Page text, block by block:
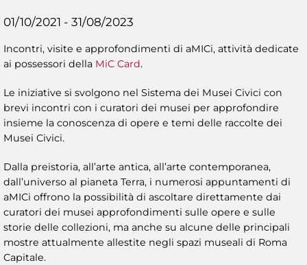
01/10/2021 - 31/08/2023
Incontri, visite e approfondimenti di aMICi, attività dedicate
ai possessori della MiC Card.
Le iniziative si svolgono nel Sistema dei Musei Civici con
brevi incontri con i curatori dei musei per approfondire
insieme la conoscenza di opere e temi delle raccolte dei
Musei Civici.
Dalla preistoria, all’arte antica, all’arte contemporanea,
dall’universo al pianeta Terra, i numerosi appuntamenti di
aMICi offrono la possibilità di ascoltare direttamente dai
curatori dei musei approfondimenti sulle opere e sulle
storie delle collezioni, ma anche su alcune delle principali
mostre attualmente allestite negli spazi museali di Roma
Capitale.